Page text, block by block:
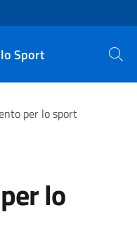
Sport Cerca
per lo sport
lo